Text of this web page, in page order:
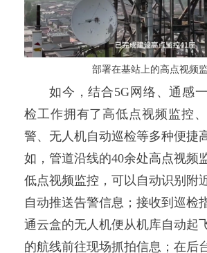
部署在基站上的高点视频
如今，结合5G网络、通感
检工作拥有了高低点视频监控
警、无人机自动巡检等多种便捷
如，管道沿线的40余处高点视频
低点视频监控，可以自动识别附
自动推送告警信息；接收到巡检
通云盒的无人机便从机库自动起
的航线前往现场抓拍信息；在后